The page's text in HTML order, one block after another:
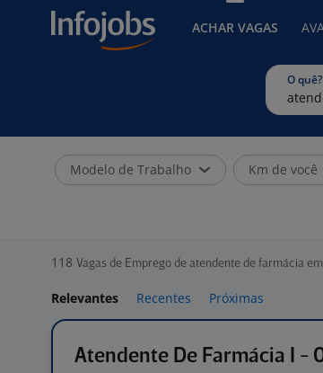
ACHAR VAGAS
O quê?
Modelo de Trabalho Km de você
118 Vagas de Emprego de atendente de farmácia
Relevantes Recentes Próximas
Atendente De Farmácia I -